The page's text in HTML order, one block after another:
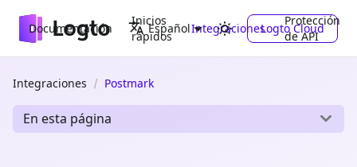
Documentación
Inicios
rápidos
Integraciones
Protección
de API
Español Logto Cloud
Integraciones Postmark
En esta página